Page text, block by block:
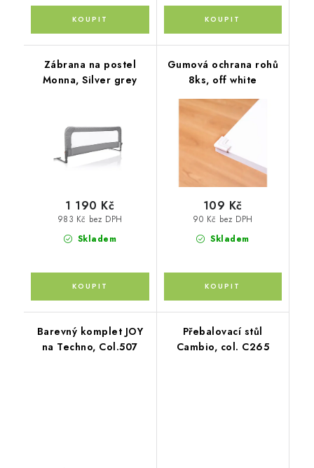
Zábrana na postel
Monna, Silver grey
Skladem
983 Kč bez DPH
1 190 Kč
Gumová ochrana rohů
8ks, off white
Skladem
90 Kč bez DPH
109 Kč
Barevný komplet JOY
na Techno, Col.507
Přebalovací stůl
Cambio, col. C265